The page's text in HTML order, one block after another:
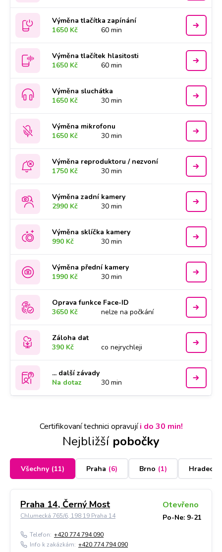
Výměna tlačítka zapínání
1650 Kč
60 min
Výměna tlačítek hlasitosti
1650 Kč
60 min
Výměna sluchátka
1650 Kč
30 min
Výměna mikrofonu
1650 Kč
30 min
Výměna reproduktoru / nezvoní
1750 Kč
30 min
Výměna zadní kamery
2990 Kč
30 min
Výměna sklíčka kamery
990 Kč
30 min
Výměna přední kamery
1990 Kč
30 min
Oprava funkce Face-ID
3650 Kč
nelze na počkání
Záloha dat
390 Kč
co nejrychleji
... další závady
Na dotaz
30 min
Certifikovaní technici opravujíi do 30 min!
Nejbližší pobočky
Všechny (11) Praha (6) Brno (1) Hradec
Praha 14, Černý Most
Chlumecká 765/6, 198 19 Praha 14
Otevřeno
Po-Ne: 9-21
Telefon: +420 774 794 090
Info k zakázkám: +420 774 794 090